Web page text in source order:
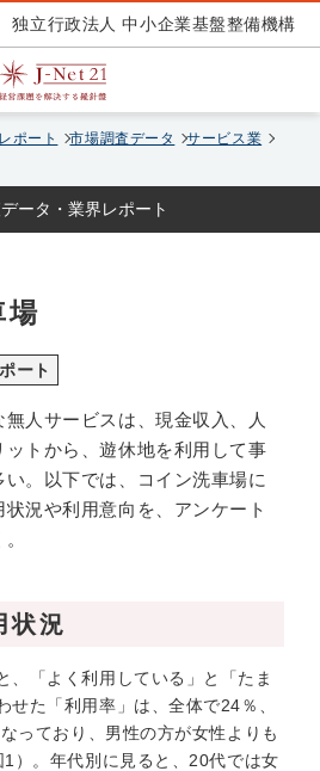
独立行政法人 中小企業基盤整備機構
ポート 市場調査データ
サービス業
ータ・業界レポート
場
ート
人サービスは、現金収入、人
トから、遊休地を利用して事
。以下では、コイン洗車場に
況や利用意向を、アンケート
状況
、「よく利用している」と「たま
せた「利用率」は、全体で24％、
っており、男性の方が女性よりも
）。年代別に見ると、20代では女